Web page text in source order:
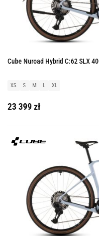
Cube Nuroad Hybrid C:62 SLX
XS S M L XL
23 399 zł